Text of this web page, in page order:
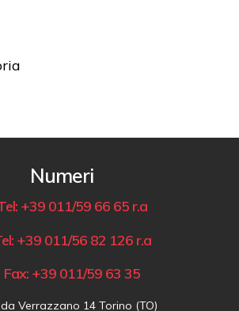
Numeri
+39 011/59 66 65 r.a
+39 011/56 82 126 r.a
Fax: +39 011/59 63 35
Verrazzano 14 Torino (TO)